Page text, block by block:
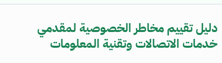
دليل تقييم مخاطر الخصوصية لمقدمي
خدمات الاتصالات وتقنية المعلومات